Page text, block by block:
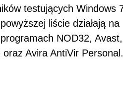
testujących Windows
liście działają na
NOD32, Avast,
Avira AntiVir Personal.